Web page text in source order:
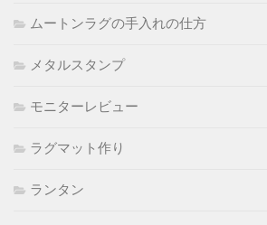
ムートンラグの手入れの仕方
メタルスタンプ
モニターレビュー
ラグマット作り
ランタン